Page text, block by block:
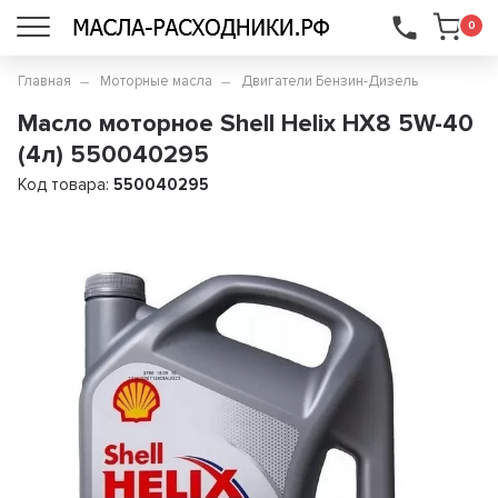
0
...
Главная Моторные масла Двигатели Бензин-Дизель
Масло моторное Shell Helix HX8 5W-40
(4л) 550040295
Код товара:550040295